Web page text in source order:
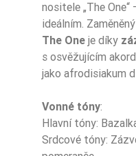
nositele „The
ideálním.
The One je díky
s osvěžujícím
jako afrodisiakum
Vonné tóny:
Hlavní tóny:
Srdcové tóny:
Nuty Głowy
Nuty Serca
Nuty Serca
Nuty Serca
Nuty Bazy